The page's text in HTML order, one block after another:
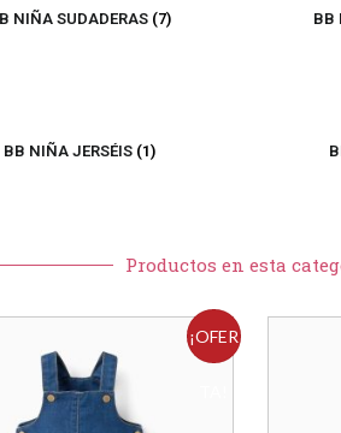
NIÑA SUDADERAS (7) BB
BB NIÑA JERSÉIS (1)
Productos en esta
¡OFER